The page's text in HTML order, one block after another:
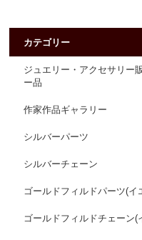
カテゴリー
ジュエリー・アクセサリー
ー品
作家作品ギャラリー
シルバーパーツ
シルバーチェーン
ゴールドフィルドパーツ(イ
ゴールドフィルドチェーン(